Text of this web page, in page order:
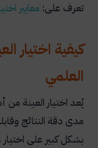
تعرف على: معايير
كيفية اختيار
العلمي
يُعد اختيار العينة
مدى دقة النتائج
بشكل كبير على